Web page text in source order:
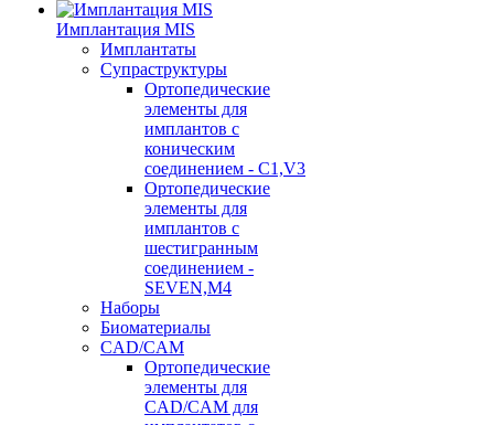
Имплантация MIS
Имплантаты
Супраструктуры
Ортопедические
элементы для
имплантов с
коническим
соединением - C1,V3
Ортопедические
элементы для
имплантов с
шестигранным
соединением -
SEVEN,M4
Наборы
Биоматериалы
CAD/CAM
Ортопедические
элементы для
CAD/CAM для